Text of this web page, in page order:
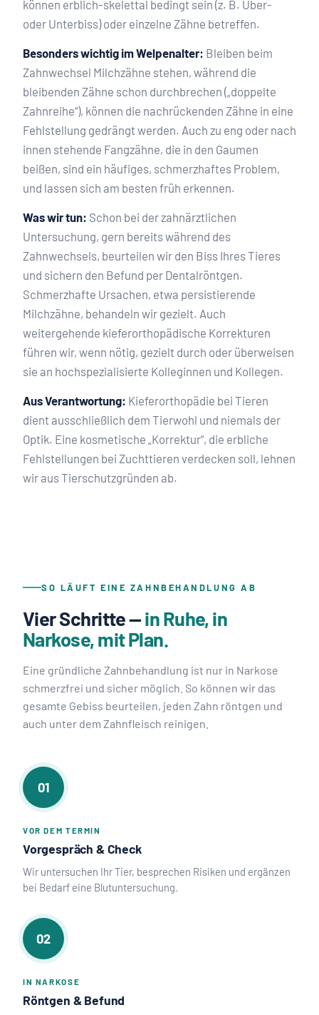
können erblich-skelettal bedingt sein (z. B. Über-
oder Unterbiss) oder einzelne Zähne betreffen.
Besonders wichtig im Welpenalter: Bleiben beim
Zahnwechsel Milchzähne stehen, während die
bleibenden Zähne schon durchbrechen („doppelte
Zahnreihe“), können die nachrückenden Zähne in eine
Fehlstellung gedrängt werden. Auch zu eng oder nach
innen stehende Fangzähne, die in den Gaumen
beißen, sind ein häufiges, schmerzhaftes Problem,
und lassen sich am besten früh erkennen.
Was wir tun: Schon bei der zahnärztlichen
Untersuchung, gern bereits während des
Zahnwechsels, beurteilen wir den Biss Ihres Tieres
und sichern den Befund per Dentalröntgen.
Schmerzhafte Ursachen, etwa persistierende
Milchzähne, behandeln wir gezielt. Auch
weitergehende kieferorthopädische Korrekturen
führen wir, wenn nötig, gezielt durch oder überweisen
sie an hochspezialisierte Kolleginnen und Kollegen.
Aus Verantwortung: Kieferorthopädie bei Tieren
dient ausschließlich dem Tierwohl und niemals der
Optik. Eine kosmetische „Korrektur“, die erbliche
Fehlstellungen bei Zuchttieren verdecken soll, lehnen
wir aus Tierschutzgründen ab.
SO LÄUFT EINE ZAHNBEHANDLUNG AB
Vier Schritte —in Ruhe, in
Narkose, mit Plan.
Eine gründliche Zahnbehandlung ist nur in Narkose
schmerzfrei und sicher möglich. So können wir das
gesamte Gebiss beurteilen, jeden Zahn röntgen und
auch unter dem Zahnfleisch reinigen.
01
VOR DEM TERMIN
Vorgespräch & Check
Wir untersuchen Ihr Tier, besprechen Risiken und ergänzen
bei Bedarf eine Blutuntersuchung.
02
IN NARKOSE
Röntgen & Befund